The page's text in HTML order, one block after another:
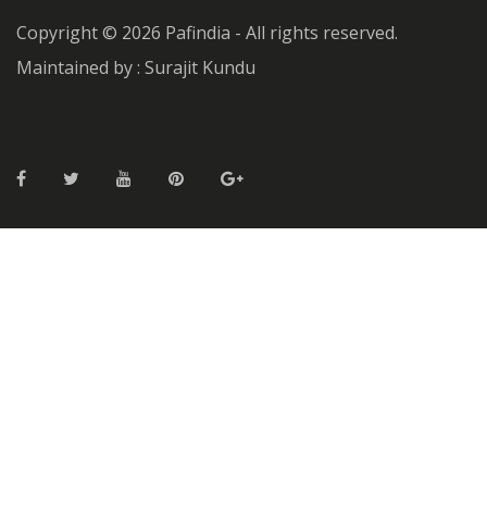
Copyright © 2026 Pafindia - All rights reserved.
Maintained by : Surajit Kundu